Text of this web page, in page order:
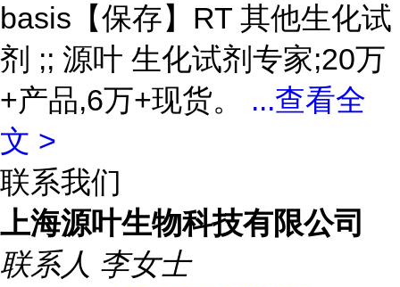
basis【保存】RT 其他生化试
剂 ;; 源叶 生化试剂专家;20万
+产品,6万+现货。 ...查看全
文 >
联系我们
上海源叶生物科技有限公司
联系人 李女士